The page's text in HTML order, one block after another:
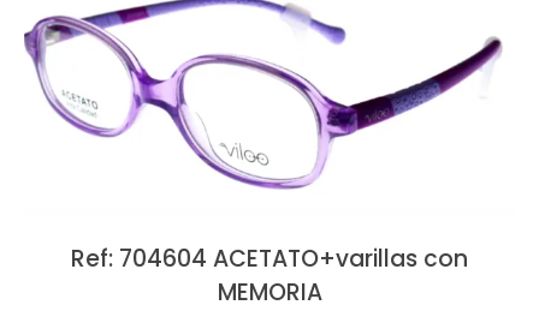
Ref: 704604 ACETATO+varillas con
MEMORIA